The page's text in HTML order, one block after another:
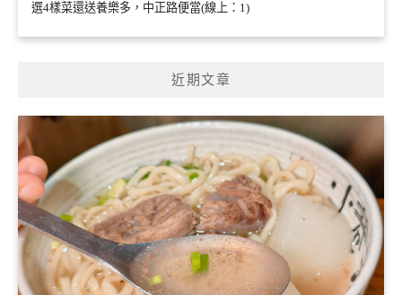
選4樣菜還送養樂多，中正路便當(線上：1)
近期文章